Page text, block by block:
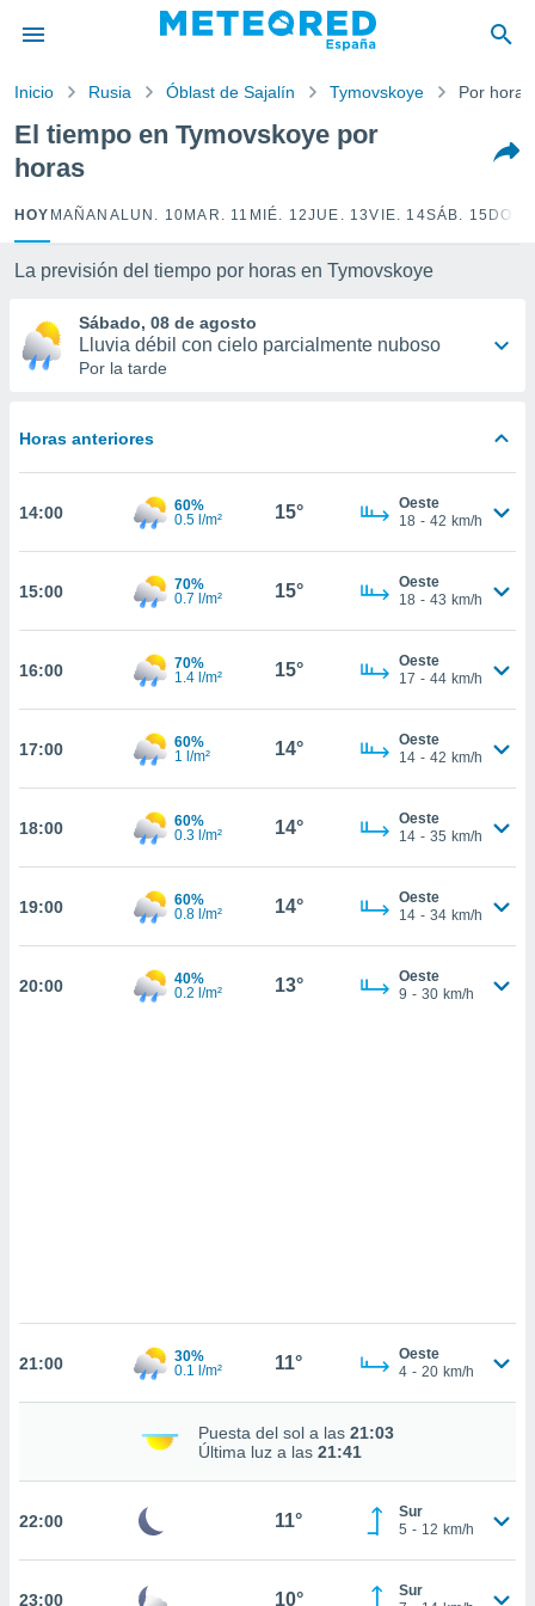
por
para
la
calidad.
a este
las
y
forma
basada
permite
coste.
botón
a la
todas
ya sean
nos
en
perfil
y
de
En
CONTINUAR
Inicio Rusia Óblast de Sajalín Tymovskoye Por horas
El tiempo en Tymovskoye por
horas
HOY MAÑANA LUN. 10 MAR. 11 MIÉ. 12JUE. 13VIE. 14SÁB. 15
La previsión del tiempo por horas en Tymovskoye
Sábado, 08 de agosto
Lluvia débil con cielo parcialmente nuboso
Por la tarde
Horas anteriores
14:00
60%
0.5 l/m²
15°
Oeste
18 - 42 km/h
15:00
70%
0.7 l/m²
15°
Oeste
18 - 43 km/h
16:00
70%
1.4 l/m²
15°
Oeste
17 - 44 km/h
17:00
60%
1 l/m²
14°
Oeste
14 - 42 km/h
18:00
60%
0.3 l/m²
14°
Oeste
14 - 35 km/h
19:00
60%
0.8 l/m²
14°
Oeste
14 - 34 km/h
20:00
40%
0.2 l/m²
13°
Oeste
9 - 30 km/h
21:00
30%
0.1 l/m²
11°
Oeste
4 - 20 km/h
Puesta del sol a las 21:03
Última luz a las 21:41
22:00 11°
Sur
5 - 12 km/h
23:00 10°
Sur